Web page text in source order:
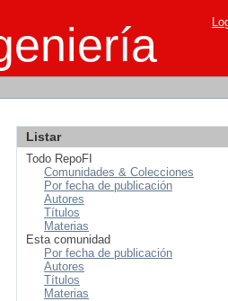
Listar
Todo RepoFI
Comunidades & Colecciones
Por fecha de publicación
Autores
Títulos
Materias
Esta comunidad
Por fecha de publicación
Autores
Títulos
Materias